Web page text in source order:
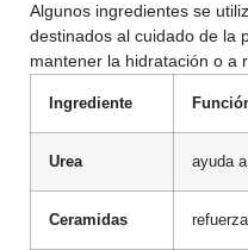
Algunos ingredientes se
destinados al cuidado de la
mantener la hidratación o a
Ingrediente
Urea ayuda
Ceramidas